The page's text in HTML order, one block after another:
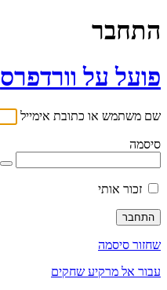
התחבר
פועל על וורדפרס
שם משתמש או כתובת אימייל
סיסמה
זכור אותי
שחזור סיסמה
עבור אל מרקיע שחקים